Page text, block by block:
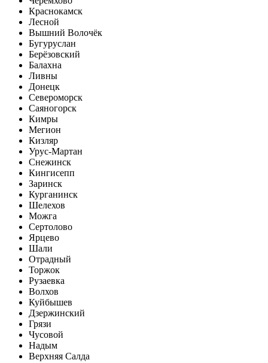
Краснокамск
Лесной
Вышний Волочёк
Бугуруслан
Берёзовский
Балахна
Ливны
Донецк
Североморск
Саяногорск
Кимры
Мегион
Кизляр
Урус-Мартан
Снежинск
Кингисепп
Заринск
Курганинск
Шелехов
Можга
Сертолово
Ярцево
Шали
Отрадный
Торжок
Рузаевка
Волхов
Куйбышев
Дзержинский
Грязи
Чусовой
Надым
Верхняя Салда